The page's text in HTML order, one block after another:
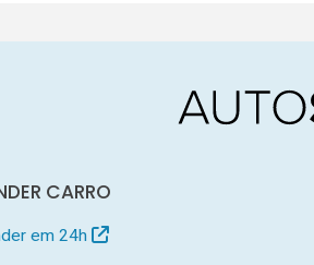
CARRO
em 24h